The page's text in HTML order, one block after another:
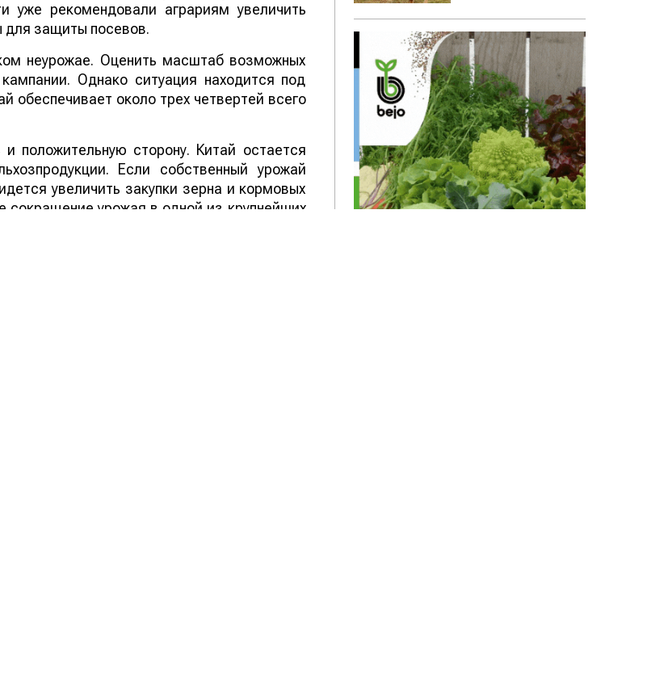
уже рекомендовали аграриям увеличить
для защиты посевов.
неурожае. Оценить масштаб возможных
Однако ситуация находится под
обеспечивает около трех четвертей всего
положительную сторону. Китай остается
Если собственный урожай
увеличить закупки зерна и кормовых
сокращение урожая в одной из крупнейших